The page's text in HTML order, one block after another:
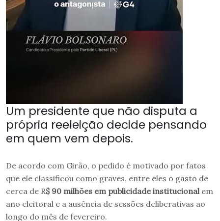
Um presidente que não disputa a
própria reeleição decide pensando
em quem vem depois.
De acordo com Girão, o pedido é motivado por fatos
que ele classificou como graves, entre eles o gasto de
cerca de R$ 90 milhões em publicidade institucionalem
ano eleitoral e a ausência de sessões deliberativas ao
longo do mês de fevereiro.